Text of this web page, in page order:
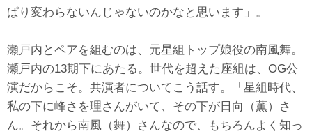
ぱり変わらないんじゃないのかなと思います」。
瀬戸内とペアを組むのは、元星組トップ娘役の南風舞。
瀬戸内の13期下にあたる。世代を超えた座組は、OG公
演だからこそ。共演者についてこう話す。「星組時代、
私の下に峰さを理さんがいて、その下が日向（薫）さ
ん。それから南風（舞）さんなので、もちろんよく知っ